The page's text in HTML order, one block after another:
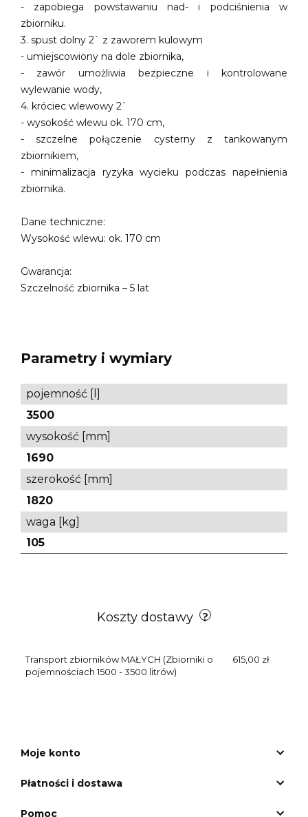
- zapobiega powstawaniu nad- i podciśnienia w
zbiorniku.
3. spust dolny 2` z zaworem kulowym
- umiejscowiony na dole zbiornika,
- zawór umożliwia bezpieczne i kontrolowane
wylewanie wody,
4. króciec wlewowy 2`
- wysokość wlewu ok. 170 cm,
- szczelne połączenie cysterny z tankowanym
zbiornikiem,
- minimalizacja ryzyka wycieku podczas napełnienia
zbiornika.
Dane techniczne:
Wysokość wlewu: ok. 170 cm
Gwarancja:
Szczelność zbiornika – 5 lat
Parametry i wymiary
pojemność [l]
3500
wysokość [mm]
1690
szerokość [mm]
1820
waga [kg]
105
Koszty dostawy
Transport zbiorników MAŁYCH (Zbiorniki o
pojemnościach 1500 - 3500 litrów)
615,00 zł
Moje konto
Płatności i dostawa
Pomoc